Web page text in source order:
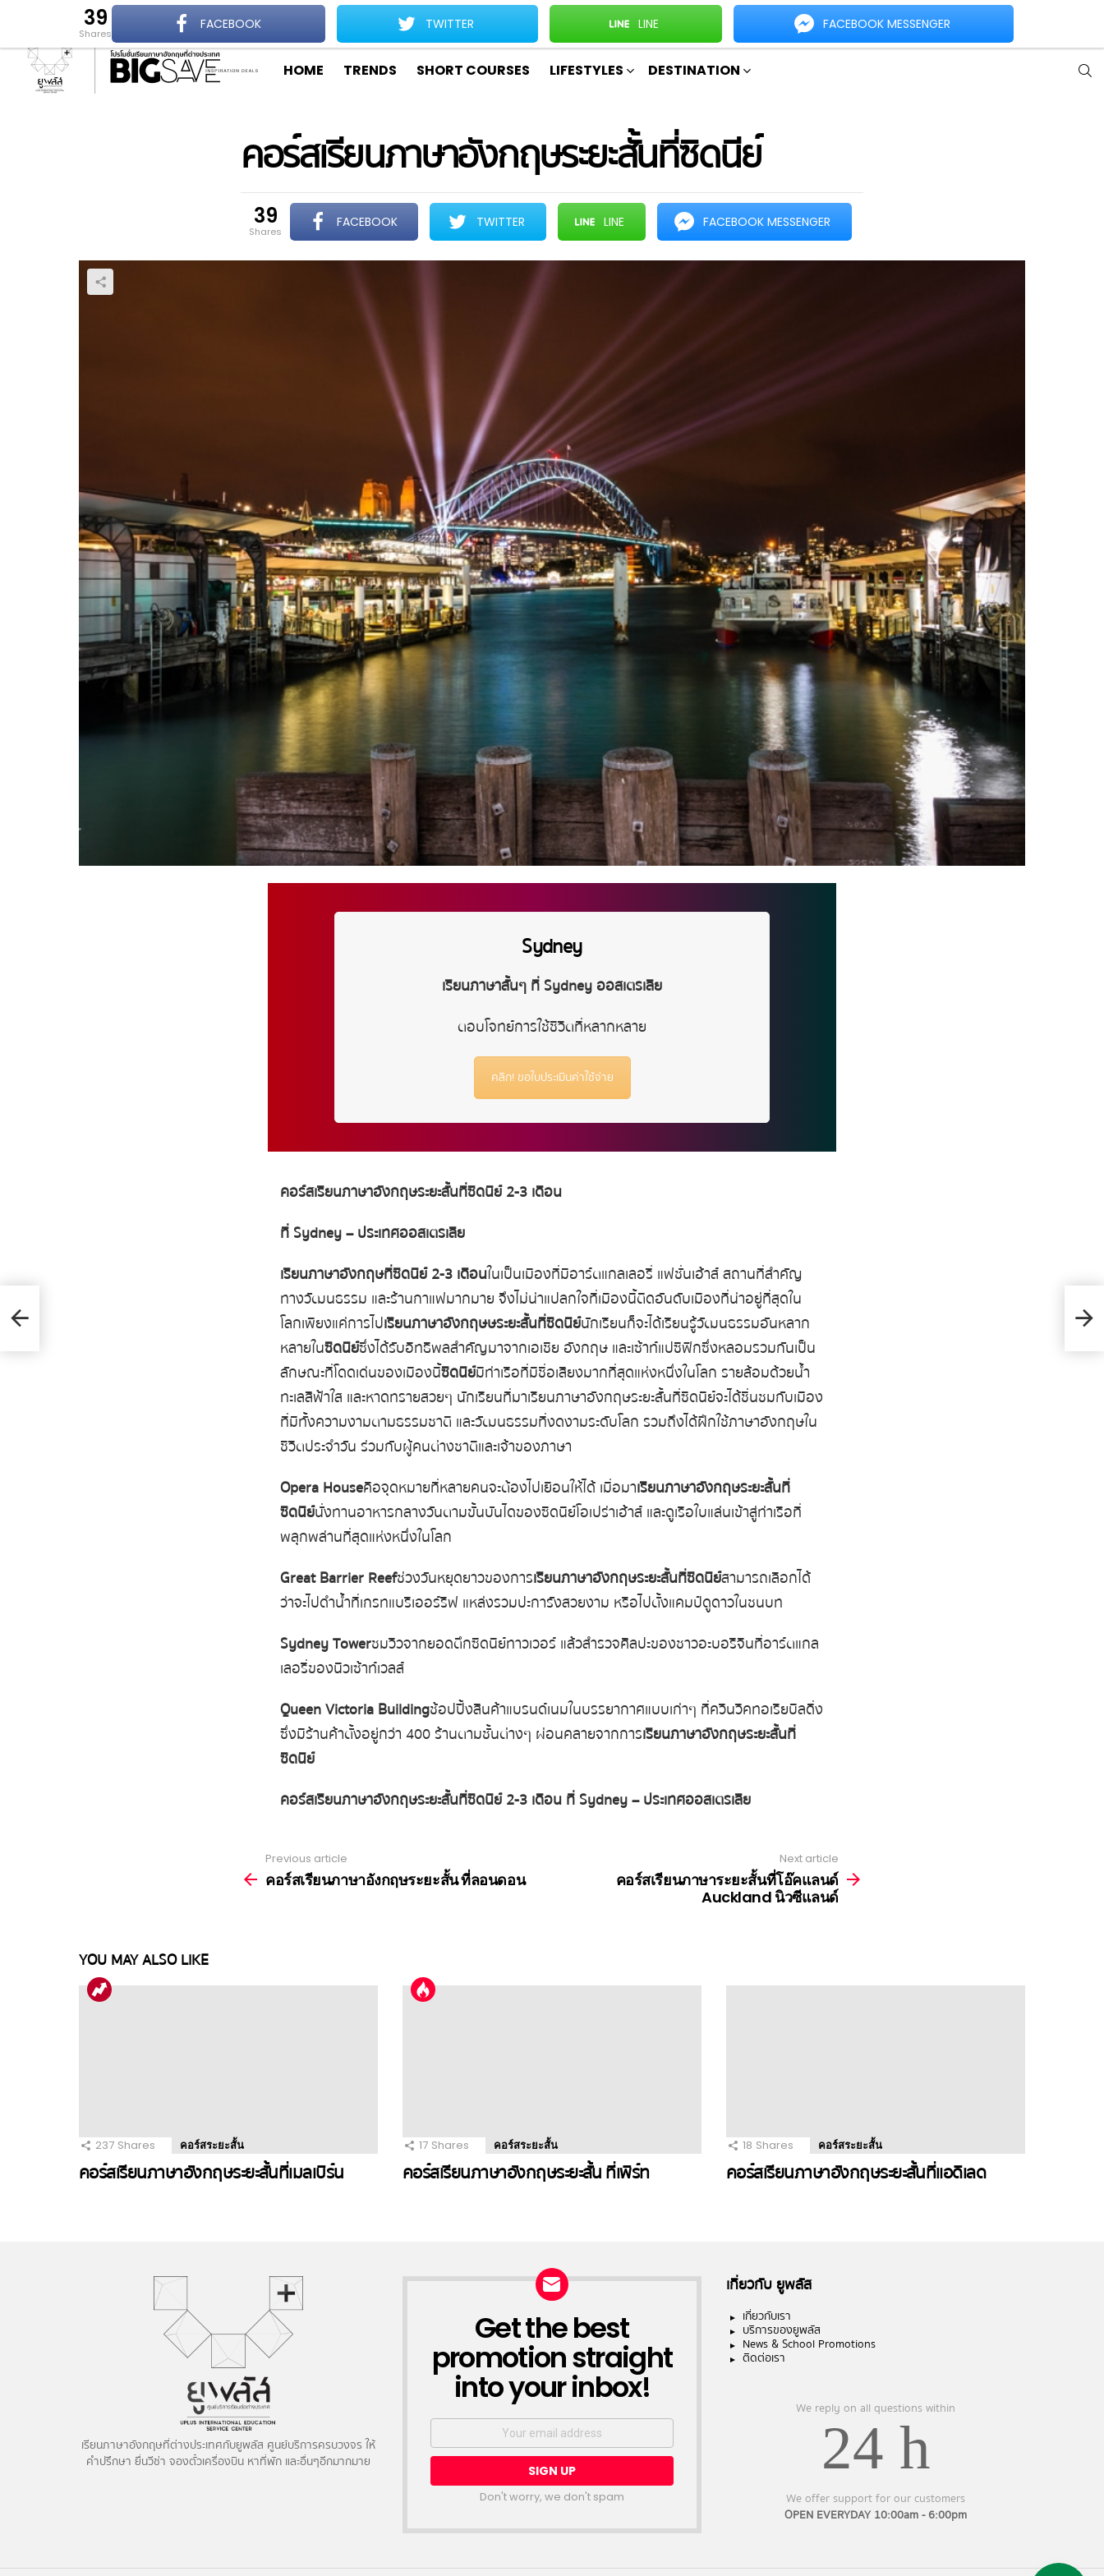
BigSave คืออะไร ติดต่อเรา Popular Hot
HOME TRENDS SHORT COURSES LIFESTYLES DESTINATION
คอร์สเรียนภาษาอังกฤษระยะสั้นที่ซิดนีย์
39
shares
FACEBOOK TWITTER LINE FACEBOOK MESSENGER
Sydney
เรียนภาษาสั้นๆ ที่ Sydney ออสเตรเลีย
ตอบโจทย์การใช้ชีวิตที่หลากหลาย
คลิก! ขอใบประเมินค่าใช้จ่าย
คอร์สเรียนภาษาอังกฤษระยะสั้นที่ซิดนีย์2-3 เดือน
ที่ Sydney –ประเทศออสเตรเลีย
เรียนภาษาอังกฤษที่ซิดนีย์2-3 เดือนในเป็นเมืองที่มีอาร์ตแกลเลอรี่ แฟชั่นเฮ้าส์ สถานที่สำคัญ
ทางวัฒนธรรม และร้านกาแฟมากมาย จึงไม่น่าแปลกใจที่เมืองนี้ติดอันดับเมืองที่น่าอยู่ที่สุดใน
โลกเพียงแค่การไปเรียนภาษาอังกฤษษระยะสั้นที่ซิดนีย์นักเรียนก็จะได้เรียนรู้วัฒนธรรมอันหลาก
หลายในซิดนีย์ซึ่งได้รับอิทธิพลสำคัญมาจากเอเชีย อังกฤษ และเซ้าท์แปซิฟิกซึ่งหลอมรวมกันเป็น
ลักษณะที่โดดเด่นของเมืองนี้ซิดนีย์มีท่าเรือที่มีชื่อเสียงมากที่สุดแห่งหนึ่งในโลก รายล้อมด้วยน้ำ
ทะเลสีฟ้าใส และหาดทรายสวยๆ นักเรียนที่มาเรียนภาษาอังกฤษระยะสั้นที่ซิดนีย์จะได้ชื่นชมกับเมือง
ที่มีทั้งความงามตามธรรมชาติ และวัฒนธรรมที่งดงามระดับโลก รวมถึงได้ฝึกใช้ภาษาอังกฤษใน
ชีวิตประจำวัน ร่วมกับผู้คนต่างชาติและเจ้าของภาษา
Opera Houseคือจุดหมายที่หลายคนจะต้องไปเยือนให้ได้ เมื่อมาเรียนภาษาอังกฤษระยะสั้นที่
ซิดนีย์นั่งทานอาหารกลางวันตามขั้นบันไดของซิดนีย์โอเปร่าเฮ้าส์ และดูเรือใบแล่นเข้าสู่ท่าเรือที่
พลุกพล่านที่สุดแห่งหนึ่งในโลก
Great Barrier Reefช่วงวันหยุดยาวของการเรียนภาษาอังกฤษระยะสั้นที่ซิดนีย์สามารถเลือกได้
ว่าจะไปดำน้ำที่เกรทแบริเออร์รีฟ แหล่งรวมปะการังสวยงาม หรือไปตั้งแคมป์ดูดาวในชนบท
Sydney Towerชมวิวจากยอดตึกซิดนีย์ทาวเวอร์ แล้วสำรวจศิลปะของชาวอะบอริจินที่อาร์ตแกล
เลอรี่ของนิวเซ้าท์เวลส์
Queen Victoria Buildingช้อปปิ้งสินค้าแบรนด์เนมในบรรยากาศแบบเก่าๆ ที่ควีนวิคทอเรียบิลดิ่ง
ซึ่งมีร้านค้าตั้งอยู่กว่า 400 ร้านตามชั้นต่างๆ ผ่อนคลายจากการเรียนภาษาอังกฤษระยะสั้นที่
ซิดนีย์
คอร์สเรียนภาษาอังกฤษระยะสั้นที่ซิดนีย์2-3 เดือน ที่ Sydney –ประเทศออสเตรเลีย
more
Previous article
คอร์สเรียนภาษาอังกฤษระยะสั้น ที่ลอนดอน
Next article
คอร์สเรียนภาษาระยะสั้นที่โอ๊คแลนด์
Auckland นิวซีแลนด์
YOU MAY ALSO LIKE
237 Shares คอร์สระยะสั้น
คอร์สเรียนภาษาอังกฤษระยะสั้นที่เมลเบิร์น
17 Shares คอร์สระยะสั้น
คอร์สเรียนภาษาอังกฤษระยะสั้น ที่เพิร์ท
18 Shares คอร์สระยะสั้น
คอร์สเรียนภาษาอังกฤษระยะสั้นที่แอดิเลด
คอ
นิวซี
เรียนภาษาอังกฤษที่ต่างประเทศกับยูพลัส ศูนย์บริการครบวงจร ให้
คำปรึกษา ยื่นวีซ่า จองตั๋วเครื่องบิน หาที่พัก และอื่นๆอีกมากมาย
NEWSLETTER
Get the best
promotion straight
into your inbox!
Email
Don't worry, we don't spam
เกี่ยวกับ ยูพลัส
เกี่ยวกับเรา
บริการของยูพลัส
News & School Promotions
ติดต่อเรา
We reply on all questions within
24 h
We offer support for our customers
OPEN EVERYDAY 10:00am - 6:00pm
39
shares
FACEBOOK TWITTER LINE FACEBOOK MESSENGER